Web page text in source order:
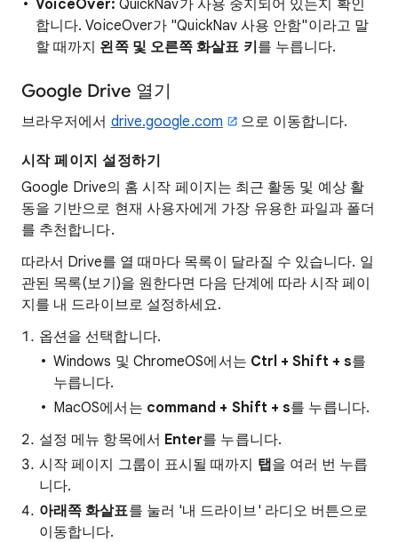
VoiceOver: QuickNav가 사용 중지되어 있는지 확인
합니다. VoiceOver가 "QuickNav 사용 안함"이라고 말
할 때까지 왼쪽 및 오른쪽 화살표 키를 누릅니다.
Google Drive 열기
브라우저에서 drive.google.com 으로 이동합니다.
시작 페이지 설정하기
Google Drive의 홈 시작 페이지는 최근 활동 및 예상 활
동을 기반으로 현재 사용자에게 가장 유용한 파일과 폴더
를 추천합니다.
따라서 Drive를 열 때마다 목록이 달라질 수 있습니다. 일
관된 목록(보기)을 원한다면 다음 단계에 따라 시작 페이
지를 내 드라이브로 설정하세요.
옵션을 선택합니다.
Windows 및 ChromeOS에서는 Ctrl + Shift + s를
누릅니다.
MacOS에서는 command + Shift + s를 누릅니다.
설정 메뉴 항목에서 Enter를 누릅니다.
시작 페이지 그룹이 표시될 때까지 탭을 여러 번 누릅
니다.
아래쪽 화살표를 눌러 '내 드라이브' 라디오 버튼으로
이동합니다.